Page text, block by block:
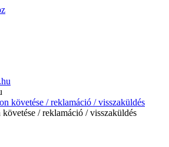
követése / reklamáció / visszaküldés
/ reklamáció / visszaküldés